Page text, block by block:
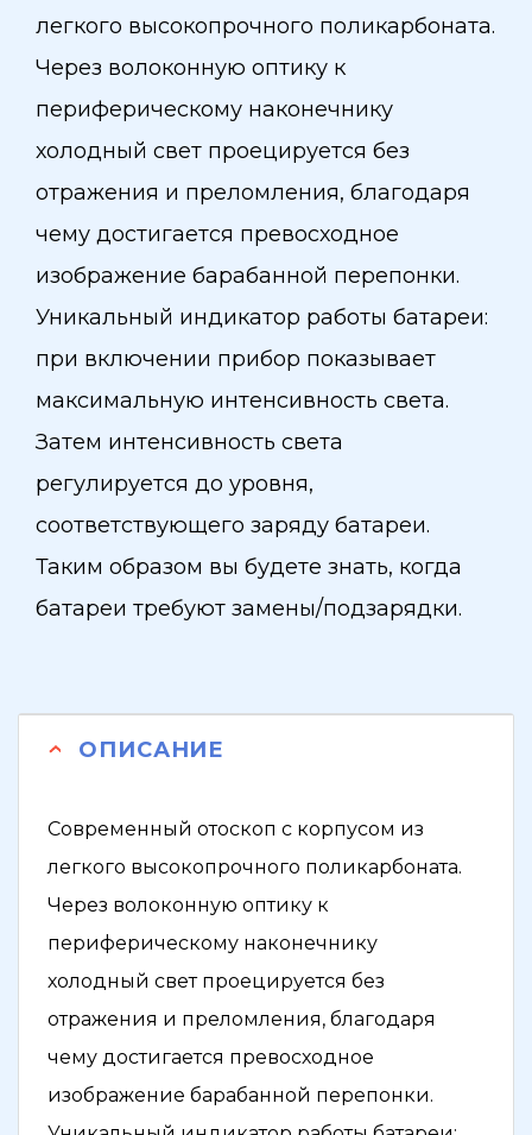
легкого высокопрочного поликарбоната.
Через волоконную оптику к
периферическому наконечнику
холодный свет проецируется без
отражения и преломления, благодаря
чему достигается превосходное
изображение барабанной перепонки.
Уникальный индикатор работы батареи:
при включении прибор показывает
максимальную интенсивность света.
Затем интенсивность света
регулируется до уровня,
соответствующего заряду батареи.
Таким образом вы будете знать, когда
батареи требуют замены/подзарядки.
ОПИСАНИЕ
Современный отоскоп с корпусом из
легкого высокопрочного поликарбоната.
Через волоконную оптику к
периферическому наконечнику
холодный свет проецируется без
отражения и преломления, благодаря
чему достигается превосходное
изображение барабанной перепонки.